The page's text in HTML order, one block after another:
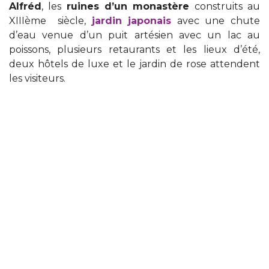
Alfréd, les ruines d’un monastère construits au
XIIIème siècle, jardin japonais avec une chute
d’eau venue d’un puit artésien avec un lac au
poissons, plusieurs retaurants et les lieux d’été,
deux hôtels de luxe et le jardin de rose attendent
les visiteurs.